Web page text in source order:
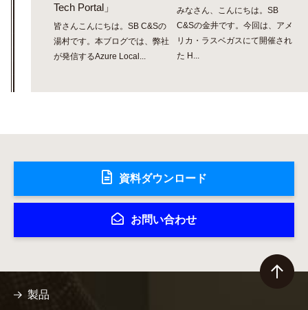
Tech Portal」
皆さんこんにちは。SB C&Sの
湯村です。本ブログでは、弊社
が発信するAzure Local...
みなさん、こんにちは。SB
C&Sの金井です。今回は、アメ
リカ・ラスベガスにて開催され
た H...
資料ダウンロード
お問い合わせ
製品